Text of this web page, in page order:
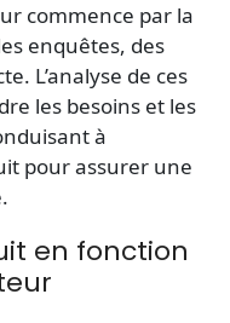
commence par la
enquêtes, des
L’analyse de ces
les besoins et les
à
pour assurer une
en fonction